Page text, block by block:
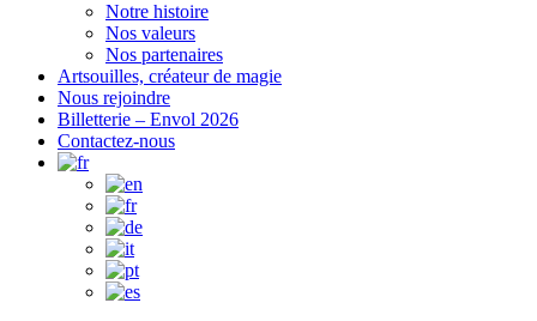
Notre histoire
Nos valeurs
Nos partenaires
Artsouilles, créateur de magie
Nous rejoindre
Billetterie – Envol 2026
Contactez-nous